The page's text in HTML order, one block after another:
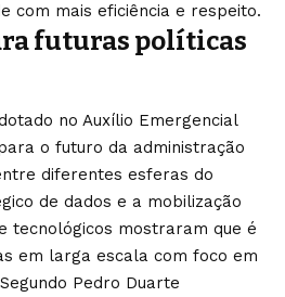
com mais eficiência e respeito.
futuras políticas
no Auxílio Emergencial
o futuro da administração
diferentes esferas do
de dados e a mobilização
tecnológicos mostraram que é
em larga escala com foco em
Pedro Duarte